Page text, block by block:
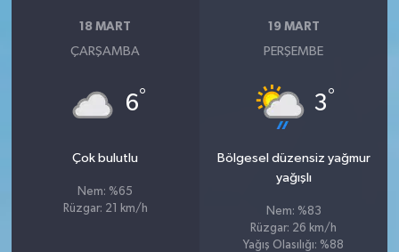
18 MART
ÇARŞAMBA
6°
Çok bulutlu
Nem: %65
Rüzgar: 21 km/h
19 MART
PERŞEMBE
3°
Bölgesel düzensiz yağmur
yağışlı
Nem: %83
Rüzgar: 26 km/h
Yağış Olasılığı: %88